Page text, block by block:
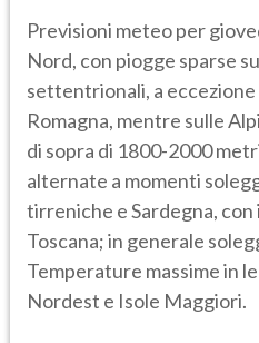
Previsioni meteo per
Nord, con piogge sparse
settentrionali, a
Romagna, mentre sulle
di sopra di 1800-2000
alternate a momenti
tirreniche e Sardegna, con
Toscana; in generale
Temperature massime in
Nordest e Isole Maggiori.